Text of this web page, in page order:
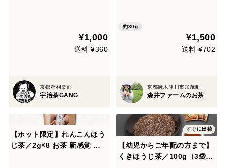
畜産堆肥不使用 宇治茶10
¥1,000
送料 ¥360
京都府相楽郡
宇治茶GANG
ほうじ茶ホイップも大人気で
す(*^^*)（農薬・化学肥料・
除草剤・畜産堆肥を不使用）
約80g
¥1,500
送料 ¥702
京都府木津川市加茂町
森井ファームのお茶
【ホット限定】れんこんほう
じ茶／2g×8 お茶 新感覚 ス
すぐに出荷
【幼児からご年配の方まで】
くきほうじ茶／100g（3袋）